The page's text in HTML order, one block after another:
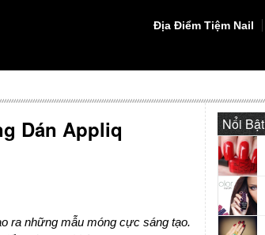
Địa Điểm Tiệm Nail
Dán Appliq
ra những mẫu móng cực sáng tạo.
Nổi Bật